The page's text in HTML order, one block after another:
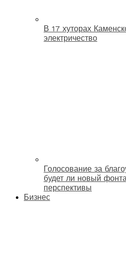
В 17 хуторах
электричество
Голосование за
будет ли новый
перспективы
Бизнес